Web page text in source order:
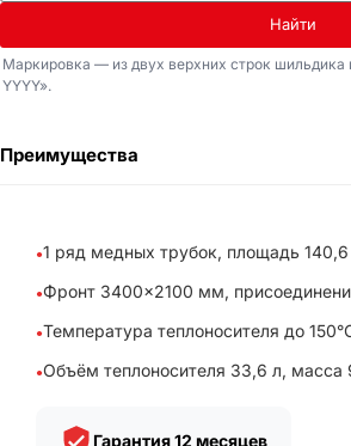
Найти
Маркировка — из двух верхних строк шильдика
YYYY».
Преимущества
1 ряд медных трубок, площадь
Фронт 3400×2100 мм,
Температура теплоносителя до
Объём теплоносителя 33,6 л, масса
Гарантия 12 месяцев